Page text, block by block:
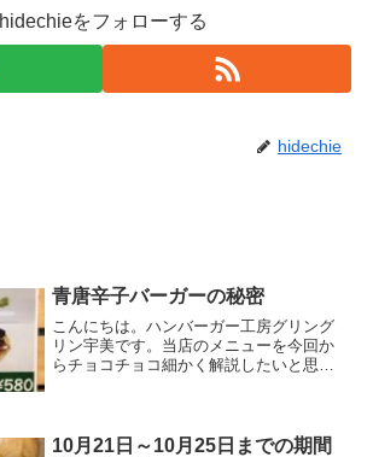
hidechieをフォローする
hidechie
青唐辛子バーガーの秘密
こんにちは。ハンバーガー工房グリング
リン宇美です。当店のメニューを今回か
らチョコチョコ細かく解説したいと思い
は本場韓国から仕入れてい...
10月21日～10月25日までの期間